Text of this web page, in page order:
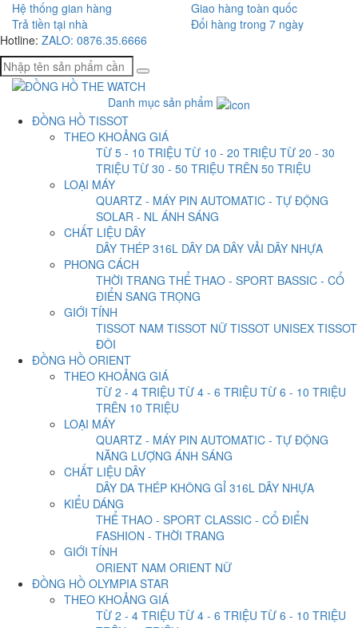
Hệ thống gian hàng
Giao hàng toàn quốc
Trả tiền tại nhà
Đổi hàng trong 7 ngày
Hotline: ZALO: 0876.35.6666
Danh mục sản phẩm
ĐỒNG HỒ TISSOT
THEO KHOẢNG GIÁ
TỪ 5 - 10 TRIỆU TỪ 10 - 20 TRIỆU TỪ 20 - 30
TRIỆU TỪ 30 - 50 TRIỆU TRÊN 50 TRIỆU
LOẠI MÁY
QUARTZ - MÁY PIN AUTOMATIC - TỰ ĐỘNG
SOLAR - NL ÁNH SÁNG
CHẤT LIỆU DÂY
DÂY THÉP 316L DÂY DA DÂY VẢI DÂY NHỰA
PHONG CÁCH
THỜI TRANG THỂ THAO - SPORT BASSIC - CỔ
ĐIỂN SANG TRỌNG
GIỚI TÍNH
TISSOT NAM TISSOT NỮ TISSOT UNISEX TISSOT
ĐÔI
ĐỒNG HỒ ORIENT
THEO KHOẢNG GIÁ
TỪ 2 - 4 TRIỆU TỪ 4 - 6 TRIỆU TỪ 6 - 10 TRIỆU
TRÊN 10 TRIỆU
LOẠI MÁY
QUARTZ - MÁY PIN AUTOMATIC - TỰ ĐỘNG
NĂNG LƯỢNG ÁNH SÁNG
CHẤT LIỆU DÂY
DÂY DA THÉP KHÔNG GỈ 316L DÂY NHỰA
KIỂU DÁNG
THỂ THAO - SPORT CLASSIC - CỔ ĐIỂN
FASHION - THỜI TRANG
GIỚI TÍNH
ORIENT NAM ORIENT NỮ
ĐỒNG HỒ OLYMPIA STAR
THEO KHOẢNG GIÁ
TỪ 2 - 4 TRIỆU TỪ 4 - 6 TRIỆU TỪ 6 - 10 TRIỆU